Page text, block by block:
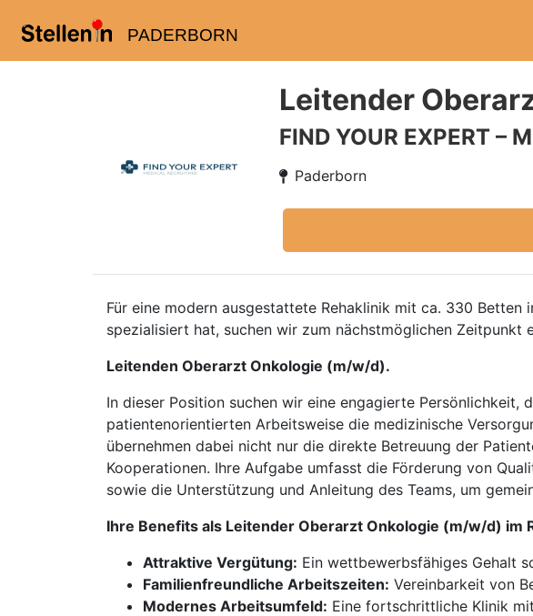
PADERBORN
Leitender
FIND YOUR EXPERT –
Paderborn
Für eine modern ausgestattete Rehaklinik mit ca. 330
spezialisiert hat, suchen wir zum nächstmöglichen Zeitpunkt
Leitenden Oberarzt Onkologie (m/w/d).
In dieser Position suchen wir eine engagierte
patientenorientierten Arbeitsweise die medizinische
übernehmen dabei nicht nur die direkte Betreuung der
Kooperationen. Ihre Aufgabe umfasst die Förderung von
sowie die Unterstützung und Anleitung des Teams, um
Ihre Benefits als Leitender Oberarzt Onkologie (m/w/d) im
Attraktive Vergütung: Ein wettbewerbsfähiges Gehalt
Familienfreundliche Arbeitszeiten: Vereinbarkeit von
Modernes Arbeitsumfeld: Eine fortschrittliche Klinik